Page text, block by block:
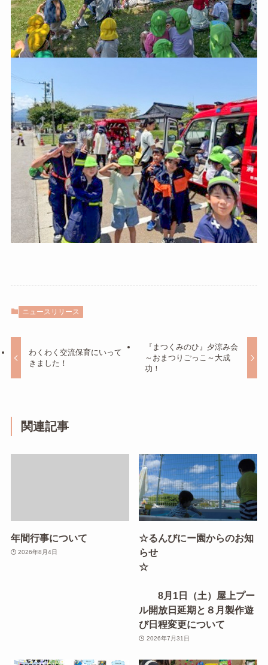
ニュースリリース
わくわく交流保育にいって
きました！
『まつくみのひ』夕涼み会
～おまつりごっこ～大成
功！
関連記事
年間行事について
2026年8月4日
☆るんびにー園からのお知
らせ
☆
8月1日（土）屋上プー
ル開放日延期と８月製作遊
び日程変更について
2026年7月31日